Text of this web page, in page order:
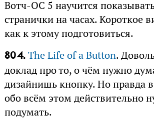
Вотч-ОС 5 научится
странички на часах. Короткое
как к этому подготовиться.
804.The Life of a Button.
доклад про то, о чём нужно
дизайнишь кнопку. Но правда
обо всём этом действительно
подумать.